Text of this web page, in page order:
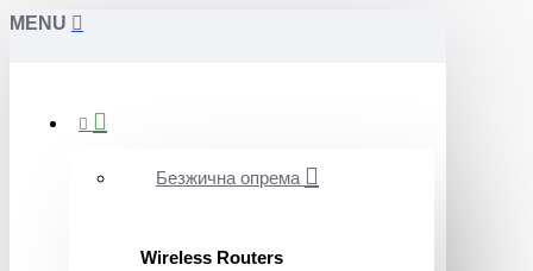
MENU
Безжична опрема
Wireless Routers